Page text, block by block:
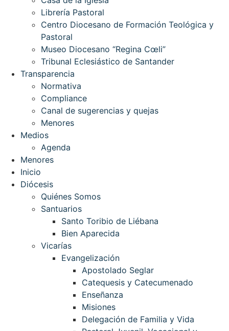
Librería Pastoral
Centro Diocesano de Formación Teológica y
Pastoral
Museo Diocesano “Regina Cœli”
Tribunal Eclesiástico de Santander
Transparencia
Normativa
Compliance
Canal de sugerencias y quejas
Menores
Medios
Agenda
Menores
Inicio
Diócesis
Quiénes Somos
Santuarios
Santo Toribio de Liébana
Bien Aparecida
Vicarías
Evangelización
Apostolado Seglar
Catequesis y Catecumenado
Enseñanza
Misiones
Delegación de Familia y Vida